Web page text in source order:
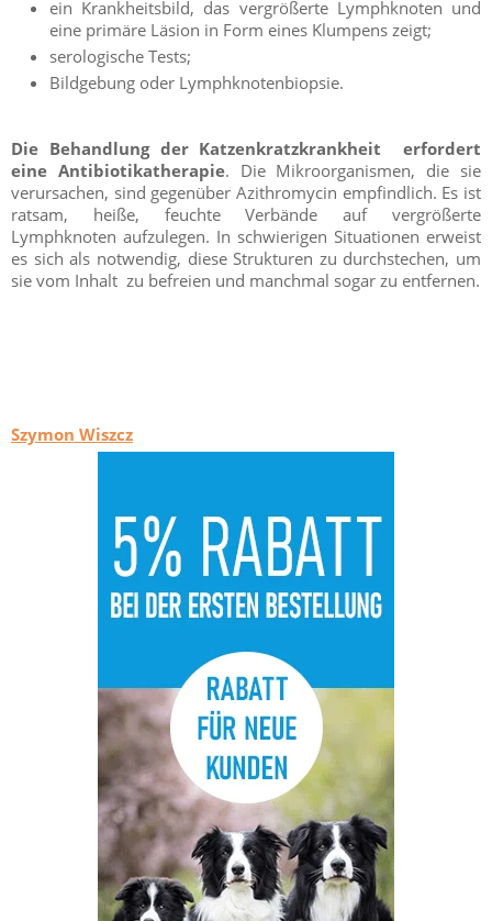
ein Krankheitsbild, das vergrößerte Lymphknoten und
eine primäre Läsion in Form eines Klumpens zeigt;
serologische Tests;
Bildgebung oder Lymphknotenbiopsie.
Die Behandlung der Katzenkratzkrankheit erfordert
eine Antibiotikatherapie. Die Mikroorganismen, die sie
verursachen, sind gegenüber Azithromycin empfindlich. Es ist
ratsam, heiße, feuchte Verbände auf vergrößerte
Lymphknoten aufzulegen. In schwierigen Situationen erweist
es sich als notwendig, diese Strukturen zu durchstechen, um
sie vom Inhalt zu befreien und manchmal sogar zu entfernen.
Szymon Wiszcz